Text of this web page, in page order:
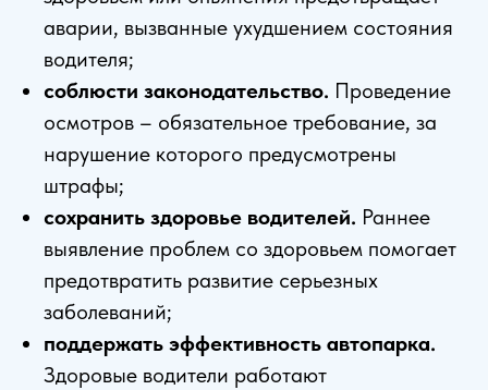
аварии, вызванные ухудшением состояния
водителя;
соблюсти законодательство. Проведение
осмотров – обязательное требование, за
нарушение которого предусмотрены
штрафы;
сохранить здоровье водителей. Раннее
выявление проблем со здоровьем помогает
предотвратить развитие серьезных
заболеваний;
поддержать эффективность автопарка.
Здоровые водители работают